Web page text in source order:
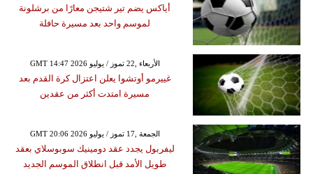
أياكس يضم تير شتيجن معارًا من برشلونة
لموسم واحد بعد مسيرة حافلة
GMT 14:47 2026 الأربعاء ,22 تموز / يوليو
غييرمو أوتشوا يعلن اعتزال كرة القدم بعد
مسيرة امتدت أكثر من عقدين
GMT 20:06 2026 الجمعة ,17 تموز / يوليو
ليفربول يجدد عقد دومينيك سوبوسلاي بعقد
طويل الأمد قبل انطلاق الموسم الجديد